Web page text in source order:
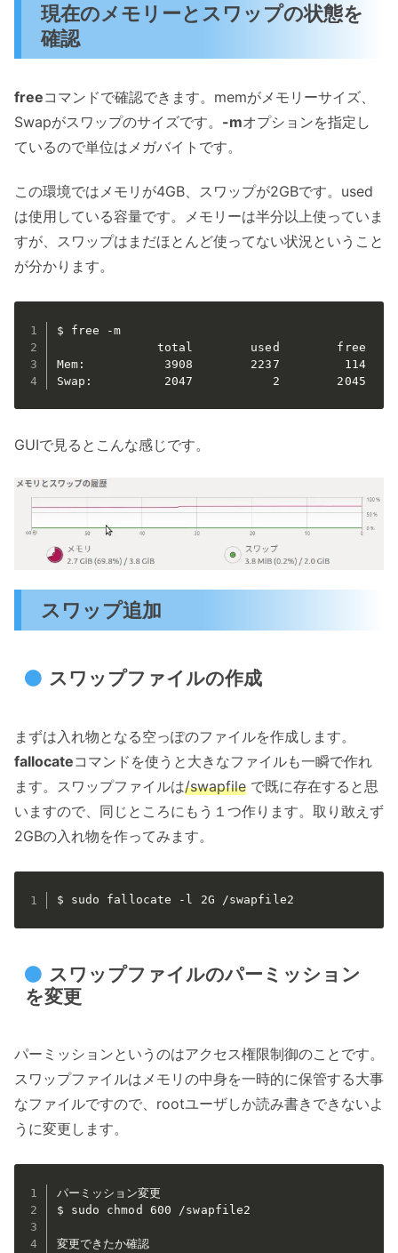
現在のメモリーとスワップの状態を
確認
freeコマンドで確認できます。memがメモリーサイズ、
Swapがスワップのサイズです。 -mオプションを指定し
ているので単位はメガバイトです。
この環境ではメモリが4GB、スワップが2GBです。used
は使用している容量です。メモリーは半分以上使っていま
すが、スワップはまだほとんど使ってない状況ということ
が分かります。
$ free -m
total        used        free
Mem:           3908        2237         114
GUIで見るとこんな感じです。
スワップ追加
スワップファイルの作成
まずは入れ物となる空っぽのファイルを作成します。
fallocateコマンドを使うと大きなファイルも一瞬で作れ
ます。スワップファイルは/swapfile で既に存在すると思
いますので、同じところにもう１つ作ります。取り敢えず
2GBの入れ物を作ってみます。
$ sudo fallocate -l 2G /swapfile2
スワップファイルのパーミッション
を変更
パーミッションというのはアクセス権限制御のことです。
スワップファイルはメモリの中身を一時的に保管する大事
なファイルですので、rootユーザしか読み書きできないよ
うに変更します。
パーミッション変更
$ sudo chmod 600 /swapfile2
変更できたか確認